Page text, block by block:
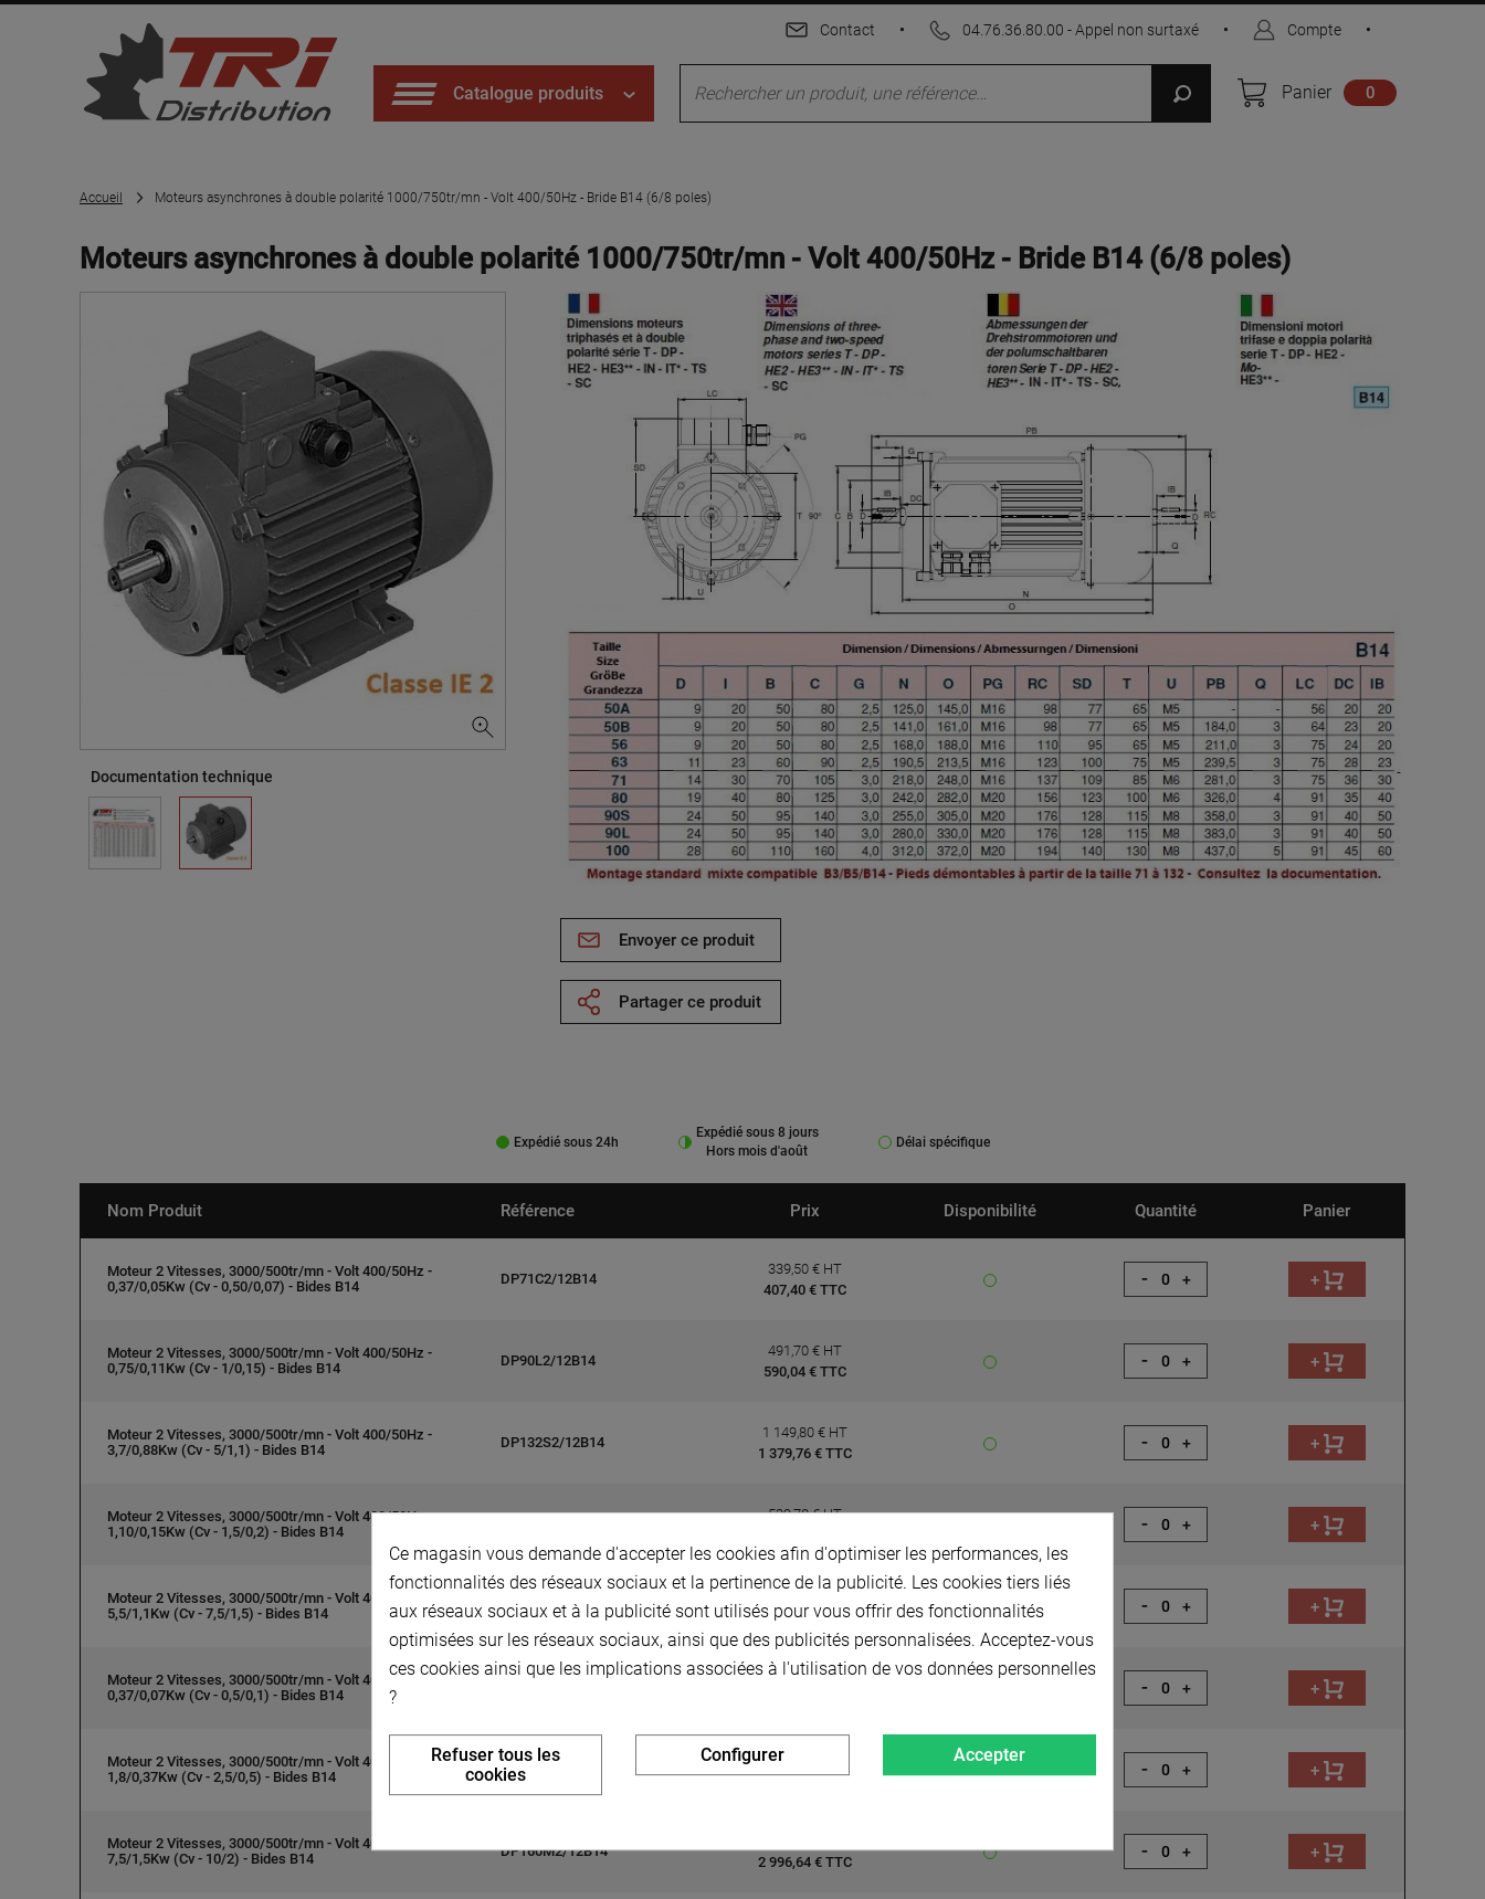
Catalogue produits Panier 0
Contact • 04.76.36.80.00 - Appel non surtaxé • Compte •
Accueil Moteurs asynchrones à double polarité 1000/750tr/mn - Volt 400/50Hz - Bride B14 (6/8 poles)
Moteurs asynchrones à double polarité 1000/750tr/mn - Volt 400/50Hz - Bride B14 (6/8 poles)
Documentation technique
Envoyer ce produit
Partager ce produit
Expédié sous 24h
Expédié sous 8 jours
Hors mois d'août
Délai spécifique
Nom Produit Référence Prix Disponibilité Quantité Panier
Moteur 2 Vitesses, 3000/500tr/mn - Volt 400/50Hz -
0,37/0,05Kw (Cv - 0,50/0,07) - Bides B14
DP71C2/12B14
339,50 € HT
407,40 € TTC
- + +
Moteur 2 Vitesses, 3000/500tr/mn - Volt 400/50Hz -
0,75/0,11Kw (Cv - 1/0,15) - Bides B14
DP90L2/12B14
491,70 € HT
590,04 € TTC
- + +
Moteur 2 Vitesses, 3000/500tr/mn - Volt 400/50Hz -
3,7/0,88Kw (Cv - 5/1,1) - Bides B14
DP132S2/12B14
1 149,80 € HT
1 379,76 € TTC
- + +
Moteur 2 Vitesses, 3000/500tr/mn - Volt 400/50Hz -
1,10/0,15Kw (Cv - 1,5/0,2) - Bides B14
539,70 € HT
- + +
Moteur 2 Vitesses, 3000/500tr/mn - Volt 400/50Hz -
5,5/1,1Kw (Cv - 7,5/1,5) - Bides B14
DP132M2/12B14
1 317,10 € HT
1 580,52 € TTC
- + +
Moteur 2 Vitesses, 3000/500tr/mn - Volt 400/50Hz -
0,37/0,07Kw (Cv - 0,5/0,1) - Bides B14
437,00 € HT
- + +
Moteur 2 Vitesses, 3000/500tr/mn - Volt 400/50Hz -
1,8/0,37Kw (Cv - 2,5/0,5) - Bides B14
DP100B2/12B14
689,20 € HT
827,04 € TTC
- + +
Moteur 2 Vitesses, 3000/500tr/mn - Volt 400/50Hz -
7,5/1,5Kw (Cv - 10/2) - Bides B14
DP160M2/12B14
2 996,64 € TTC
- + +
Ce magasin vous demande d'accepter les cookies afin d'optimiser les performances, les
fonctionnalités des réseaux sociaux et la pertinence de la publicité. Les cookies tiers liés
aux réseaux sociaux et à la publicité sont utilisés pour vous offrir des fonctionnalités
optimisées sur les réseaux sociaux, ainsi que des publicités personnalisées. Acceptez-vous
ces cookies ainsi que les implications associées à l'utilisation de vos données personnelles
?
Accepter
Refuser tous les
cookies
Configurer